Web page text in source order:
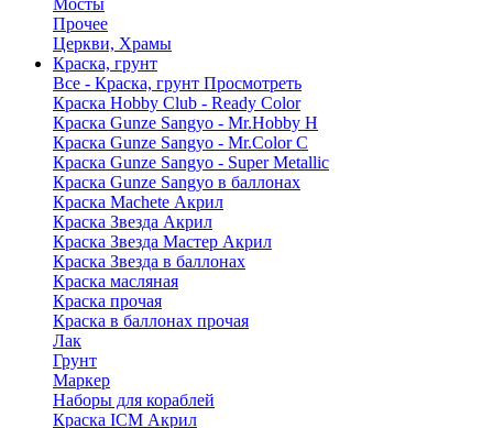
Мосты
Прочее
Церкви, Храмы
Краска, грунт
Все - Краска, грунт Просмотреть
Краска Hobby Club - Ready Color
Краска Gunze Sangyo - Mr.Hobby H
Краска Gunze Sangyo - Mr.Color C
Краска Gunze Sangyo - Super Metallic
Краска Gunze Sangyo в баллонах
Краска Machete Акрил
Краска Звезда Акрил
Краска Звезда Мастер Акрил
Краска Звезда в баллонах
Краска масляная
Краска прочая
Краска в баллонах прочая
Лак
Грунт
Маркер
Наборы для кораблей
Краска ICM Акрил